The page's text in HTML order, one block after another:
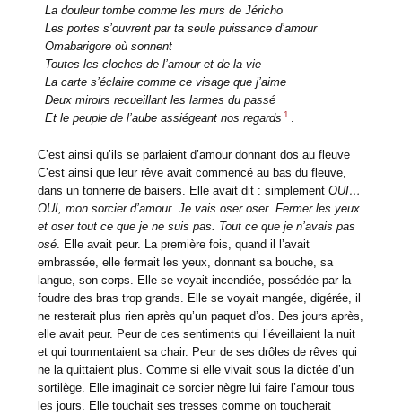
La douleur tombe comme les murs de Jéricho
Les portes s’ouvrent par ta seule puissance d’amour
Omabarigore où sonnent
Toutes les cloches de l’amour et de la vie
La carte s’éclaire comme ce visage que j’aime
Deux miroirs recueillant les larmes du passé
Et le peuple de l’aube assiégeant nos regards 1
C’est ainsi qu’ils se parlaient d’amour donnant dos au fleuve
C’est ainsi que leur rêve avait commencé au bas du fleuve,
dans un tonnerre de baisers. Elle avait dit : simplementOUI…
OUI, mon sorcier d’amour. Je vais oser oser. Fermer les yeux
et oser tout ce que je ne suis pas. Tout ce que je n’avais pas
osé . Elle avait peur. La première fois, quand il l’avait
embrassée, elle fermait les yeux, donnant sa bouche, sa
langue, son corps. Elle se voyait incendiée, possédée par la
foudre des bras trop grands. Elle se voyait mangée, digérée, il
ne resterait plus rien après qu’un paquet d’os. Des jours après,
elle avait peur. Peur de ces sentiments qui l’éveillaient la nuit
et qui tourmentaient sa chair. Peur de ses drôles de rêves qui
ne la quittaient plus. Comme si elle vivait sous la dictée d’un
sortilège. Elle imaginait ce sorcier nègre lui faire l’amour tous
les jours. Elle touchait ses tresses comme on toucherait